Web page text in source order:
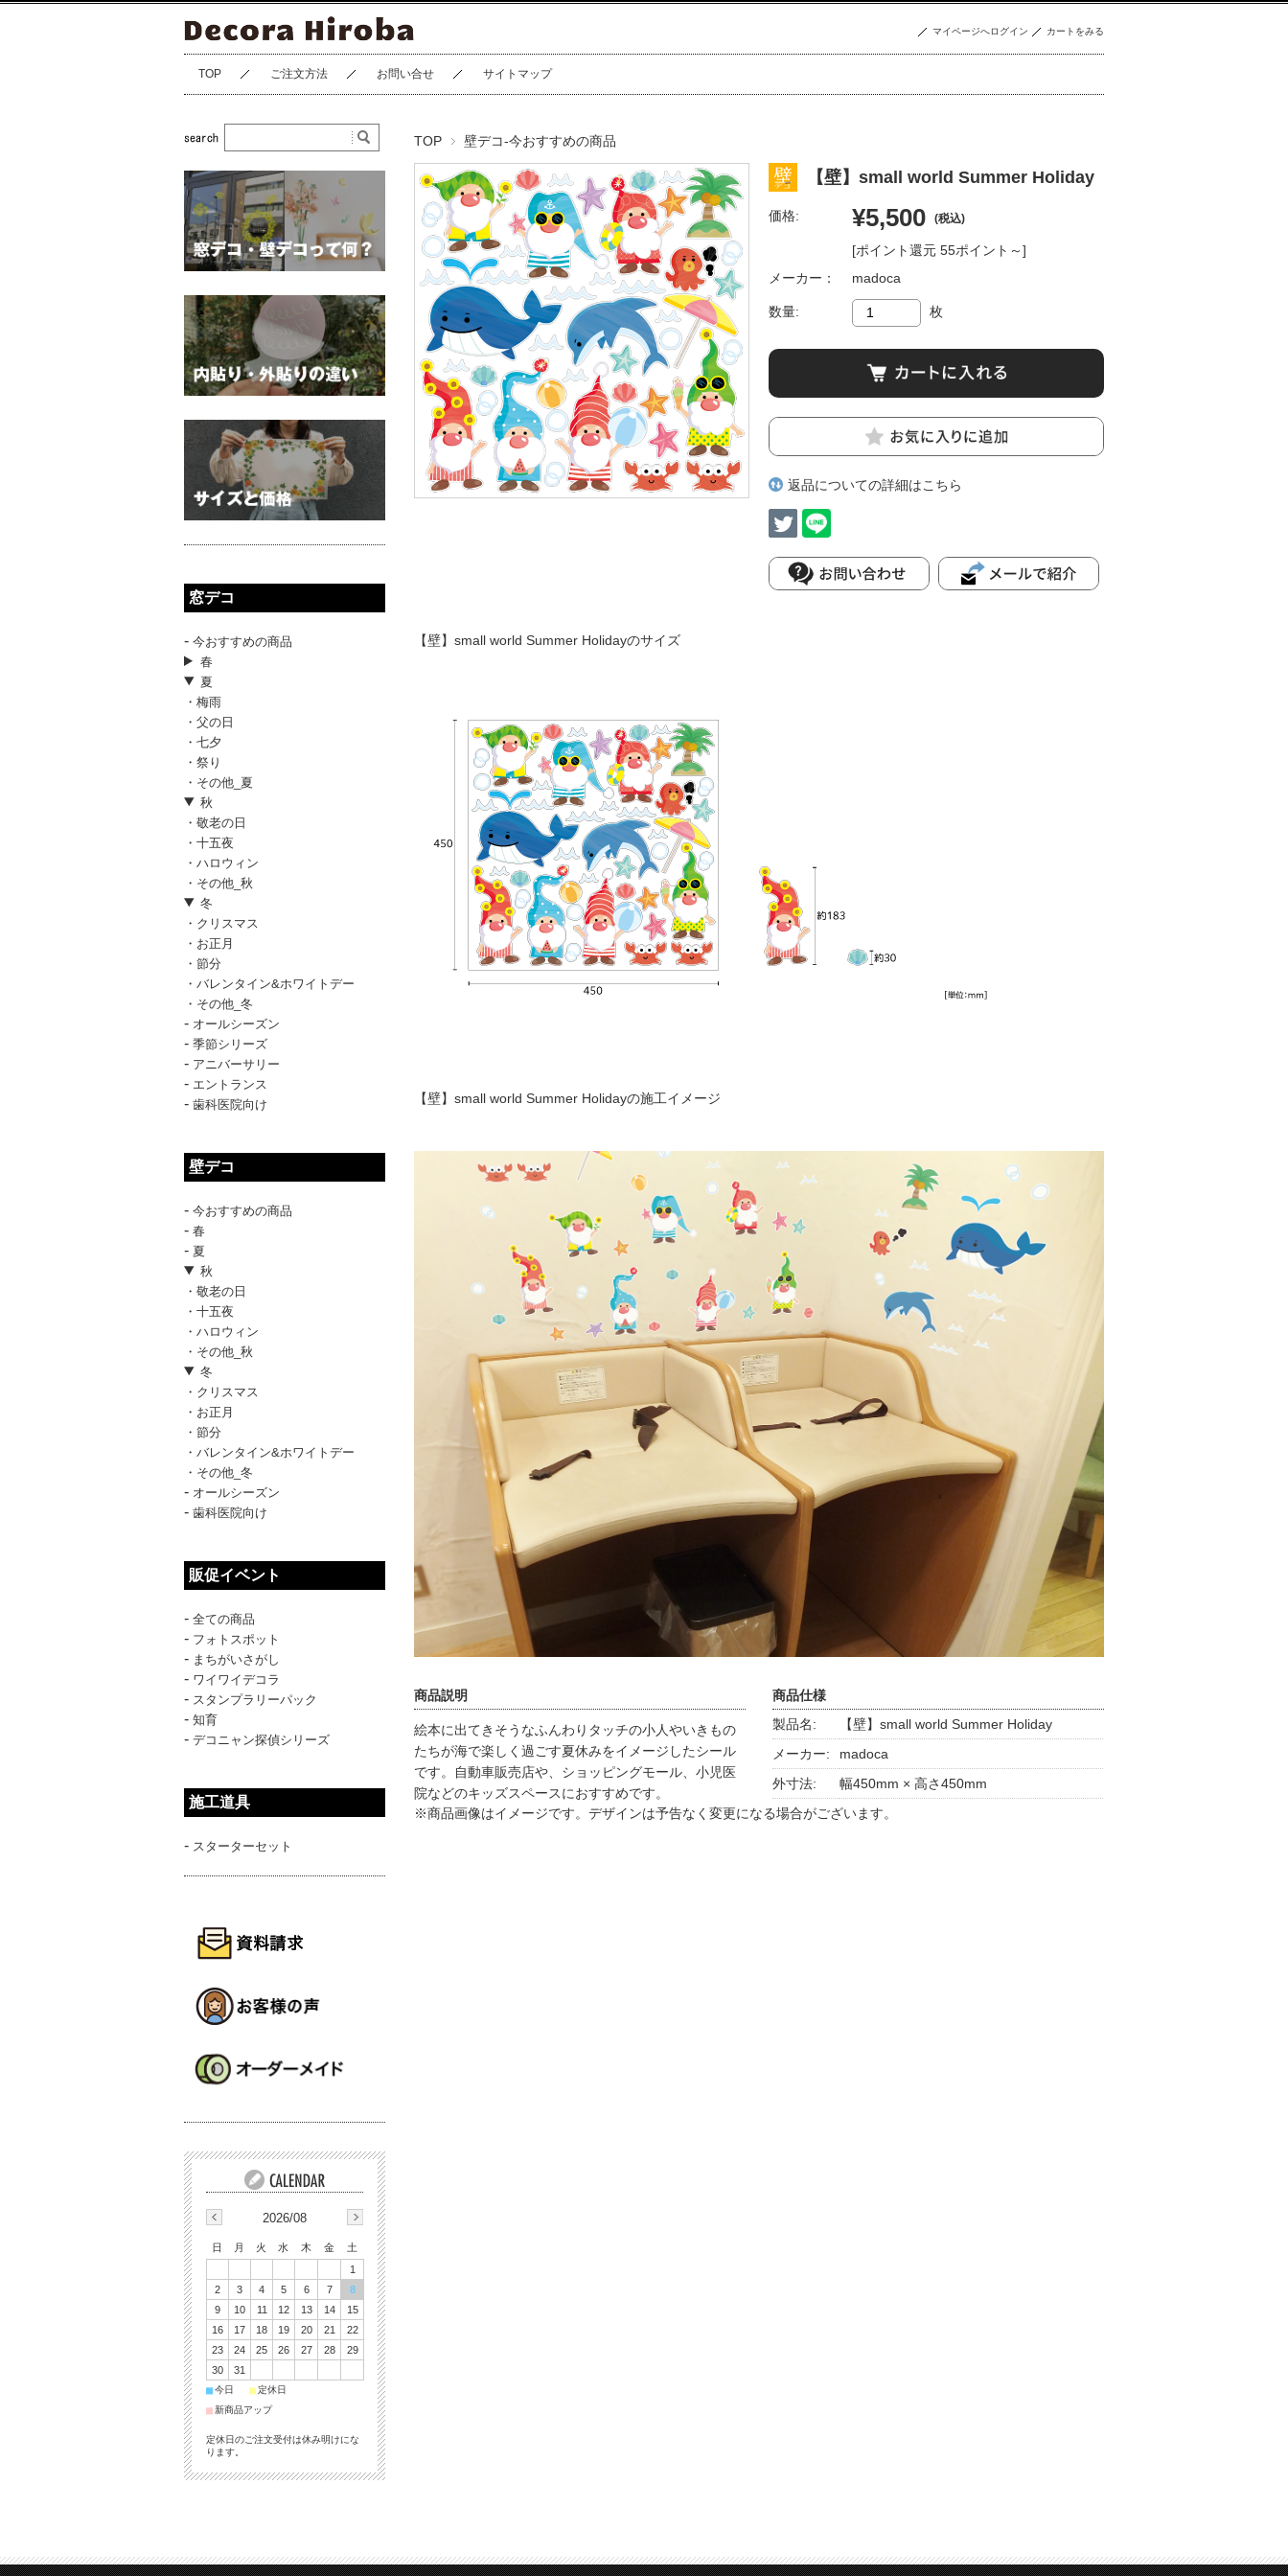
マイページへログイン カートをみる
TOP ご注文方法 お問い合せ サイトマップ
TOP 壁デコ-今おすすめの商品
【壁】small world Summer Holiday
価格: ¥5,500 (税込)
[ポイント還元 55ポイント～]
メーカー：
madoca
数量: 枚
返品についての詳細はこちら
【壁】small world Summer Holidayのサイズ
【壁】small world Summer Holidayの施工イメージ
商品説明
絵本に出てきそうなふんわりタッチの小人やいきもの
たちが海で楽しく過ごす夏休みをイメージしたシール
です。自動車販売店や、ショッピングモール、小児医
院などのキッズスペースにおすすめです。
商品仕様
製品名:
【壁】small world Summer Holiday
メーカー:
madoca
外寸法:
幅450mm × 高さ450mm
※商品画像はイメージです。デザインは予告なく変更になる場合がございます。
窓デコ
- 今おすすめの商品
春
夏
・梅雨
・父の日
・七夕
・祭り
・その他_夏
秋
・敬老の日
・十五夜
・ハロウィン
・その他_秋
冬
・クリスマス
・お正月
・節分
・バレンタイン&ホワイトデー
・その他_冬
- オールシーズン
- 季節シリーズ
- アニバーサリー
- エントランス
- 歯科医院向け
壁デコ
- 今おすすめの商品
- 春
- 夏
秋
・敬老の日
・十五夜
・ハロウィン
・その他_秋
冬
・クリスマス
・お正月
・節分
・バレンタイン&ホワイトデー
・その他_冬
- オールシーズン
- 歯科医院向け
販促イベント
- 全ての商品
- フォトスポット
- まちがいさがし
- ワイワイデコラ
- スタンプラリーパック
- 知育
- デコニャン探偵シリーズ
施工道具
- スターターセット
2026/08
日 月 火 水 木 金
土
1
2
3 4 5 6 7
8
9
10 11 12 13 14
15
16
17 18 19 20 21
22
23
24 25 26 27 28
29
30
31
■今日 ■定休日
■新商品アップ
定休日のご注文受付は休み明けにな
ります。